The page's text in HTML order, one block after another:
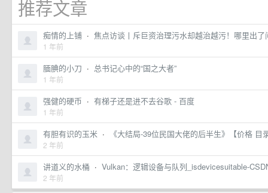
推荐文章
痴情的上铺 · 焦点访谈丨斥巨资治理污水却越治越污！哪里出了
1 年前
腼腆的小刀 · 总书记心中的“国之大者”
1 年前
强健的硬币 · 有梯子还是进不去谷歌 - 百度
1 年前
有胆有识的玉米 · 《大结局-39位民国大佬的后半生》【价格
2 年前
讲道义的水桶 · Vulkan：逻辑设备与队列_isdevicesuitable-
2 年前